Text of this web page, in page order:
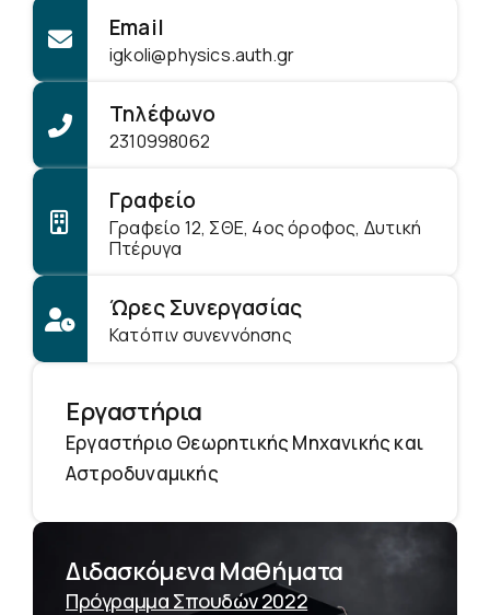
Εργαστήρια
Εργαστήριο Θεωρητικής Μηχανικής και
Αστροδυναμικής
Διδασκόμενα Μαθήματα
Πρόγραμμα Σπουδών 2022
Email
igkoli@physics.auth.gr
Τηλέφωνο
2310998062
Γραφείο
Γραφείο 12, ΣΘΕ, 4ος όροφος, Δυτική
Πτέρυγα
Ώρες Συνεργασίας
Κατόπιν συνεννόησης